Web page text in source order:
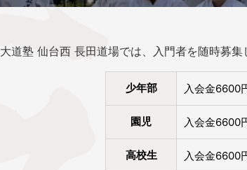
大道塾 仙台西 長田道場では、入門者を随時募集
少年部 入会金6600
園児 入会金6600
高校生 入会金6600